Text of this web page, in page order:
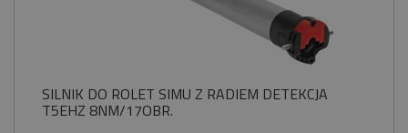
SILNIK DO ROLET SIMU Z RADIEM DETEKCJA
T5EHZ 8NM/17OBR.